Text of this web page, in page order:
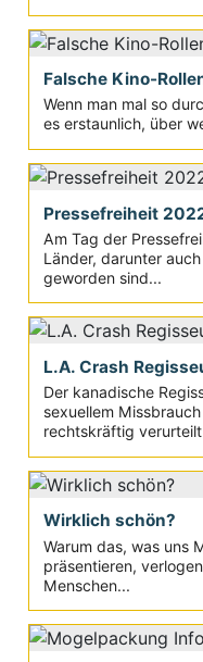
Falsche Kino-
Wenn man mal so
es erstaunlich, über
Pressefreiheit
Am Tag der
Länder, darunter
geworden sind...
L.A. Crash
Der kanadische
sexuellem
rechtskräftig verurteilt
Wirklich schön?
Warum das, was uns
präsentieren,
Menschen...